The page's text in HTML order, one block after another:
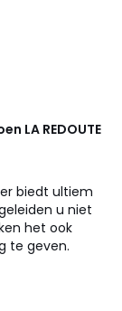
LA REDOUTE
biedt ultiem
u niet
het ook
te geven.